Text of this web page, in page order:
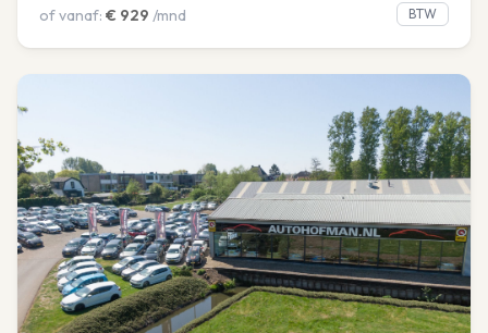
of vanaf: € 929 /mnd BTW